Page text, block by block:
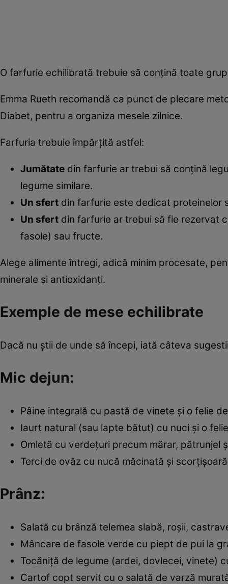
O farfurie echilibrată trebuie să conțină toate
Emma Rueth recomandă ca punct de plecare
Diabet, pentru a organiza mesele zilnice.
Farfuria trebuie împărțită astfel:
Jumătate din farfurie ar trebui să conțină
legume similare.
Un sfert din farfurie este dedicat proteinelor
Un sfert din farfurie ar trebui să fie rezervat
fasole) sau fructe.
Alege alimente întregi, adică minim procesate,
minerale și antioxidanți.
Exemple de mese echilibrate
Dacă nu știi de unde să începi, iată câteva
Mic dejun:
Pâine integrală cu pastă de vinete și o felie
Iaurt natural (sau lapte bătut) cu nuci și o
Omletă cu verdețuri precum mărar, pătrunjel
Terci de ovăz cu nucă măcinată și
Prânz:
Salată cu brânză telemea slabă, roșii,
Mâncare de fasole verde cu piept de pui la
Tocăniță de legume (ardei, dovlecei, vinete)
Cartof copt servit cu o salată de varză